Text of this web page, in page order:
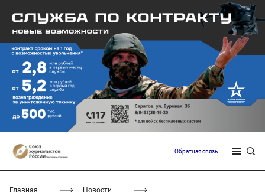
Обратная связь
Главная
Новости